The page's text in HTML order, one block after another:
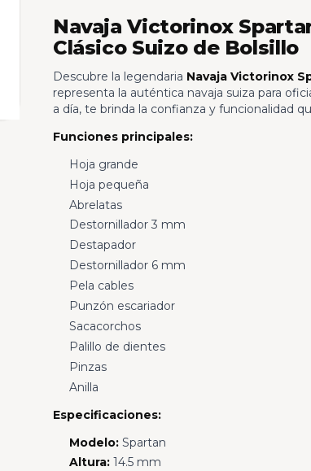
Navaja Victorinox
Clásico Suizo de Bolsillo
Descubre la legendaria Navaja Victorinox
representa la auténtica navaja suiza para
a día, te brinda la confianza y funcionalidad
Funciones principales:
Hoja grande
Hoja pequeña
Abrelatas
Destornillador 3 mm
Destapador
Destornillador 6 mm
Pela cables
Punzón escariador
Sacacorchos
Palillo de dientes
Pinzas
Anilla
Especificaciones:
Modelo:Spartan
Altura:14.5 mm